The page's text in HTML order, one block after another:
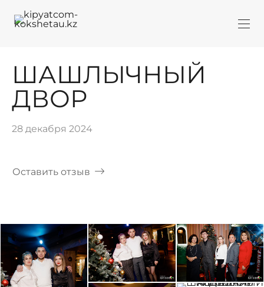
ШАШЛЫЧНЫЙ
ДВОР
28 декабря 2024
Оставить отзыв